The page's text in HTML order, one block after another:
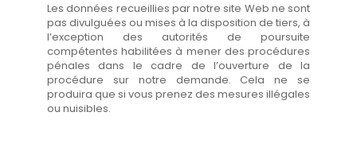
Les données recueillies par notre site Web ne sont
pas divulguées ou mises à la disposition de tiers, à
l’exception des autorités de poursuite
compétentes habilitées à mener des procédures
pénales dans le cadre de l’ouverture de la
procédure sur notre demande. Cela ne se
produira que si vous prenez des mesures illégales
ou nuisibles.